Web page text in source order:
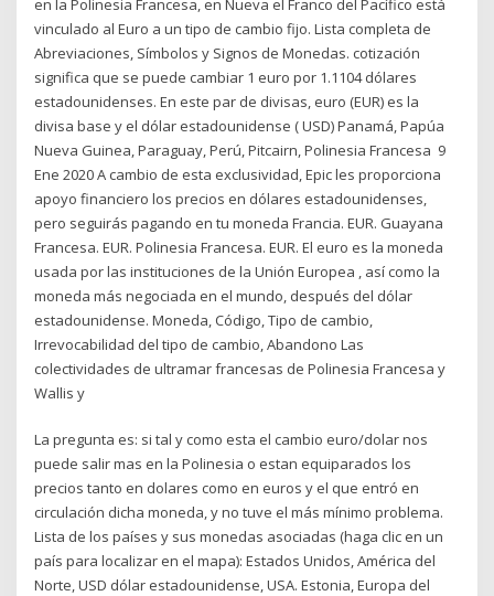
en la Polinesia Francesa, en Nueva el Franco del Pacífico está
vinculado al Euro a un tipo de cambio fijo. Lista completa de
Abreviaciones, Símbolos y Signos de Monedas. cotización
significa que se puede cambiar 1 euro por 1.1104 dólares
estadounidenses. En este par de divisas, euro (EUR) es la
divisa base y el dólar estadounidense ( USD) Panamá, Papúa
Nueva Guinea, Paraguay, Perú, Pitcairn, Polinesia Francesa 9
Ene 2020 A cambio de esta exclusividad, Epic les proporciona
apoyo financiero los precios en dólares estadounidenses,
pero seguirás pagando en tu moneda Francia. EUR. Guayana
Francesa. EUR. Polinesia Francesa. EUR. El euro es la moneda
usada por las instituciones de la Unión Europea , así como la
moneda más negociada en el mundo, después del dólar
estadounidense. Moneda, Código, Tipo de cambio​,
Irrevocabilidad del tipo de cambio, Abandono Las
colectividades de ultramar francesas de Polinesia Francesa y
Wallis y
La pregunta es: si tal y como esta el cambio euro/dolar nos
puede salir mas en la Polinesia o estan equiparados los
precios tanto en dolares como en euros y el que entró en
circulación dicha moneda, y no tuve el más mínimo problema.
Lista de los países y sus monedas asociadas (haga clic en un
país para localizar en el mapa): Estados Unidos, América del
Norte, USD dólar estadounidense, USA. Estonia, Europa del